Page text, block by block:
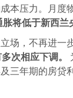
本压力。月度
将低于新西兰
场，不再进一
次相应下调。
三年期的房贷